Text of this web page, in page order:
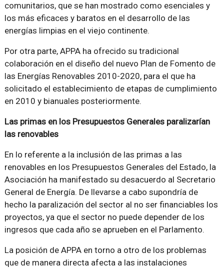
comunitarios, que se han mostrado como esenciales y
los más eficaces y baratos en el desarrollo de las
energías limpias en el viejo continente.
Por otra parte, APPA ha ofrecido su tradicional
colaboración en el diseño del nuevo Plan de Fomento de
las Energías Renovables 2010-2020, para el que ha
solicitado el establecimiento de etapas de cumplimiento
en 2010 y bianuales posteriormente.
Las primas en los Presupuestos Generales paralizarían
las renovables
En lo referente a la inclusión de las primas a las
renovables en los Presupuestos Generales del Estado, la
Asociación ha manifestado su desacuerdo al Secretario
General de Energía. De llevarse a cabo supondría de
hecho la paralización del sector al no ser financiables los
proyectos, ya que el sector no puede depender de los
ingresos que cada año se aprueben en el Parlamento.
La posición de APPA en torno a otro de los problemas
que de manera directa afecta a las instalaciones